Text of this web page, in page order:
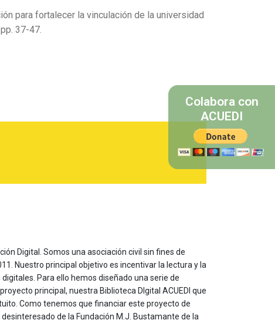
para fortalecer la vinculación de la universidad
37-47.
Digital. Somos una asociación civil sin fines de
Nuestro principal objetivo es incentivar la lectura y la
Para ello hemos diseñado una serie de
principal, nuestra Biblioteca DIgital ACUEDI que
Como tenemos que financiar este proyecto de
de la Fundación M.J. Bustamante de la
Colabora con
ACUEDI